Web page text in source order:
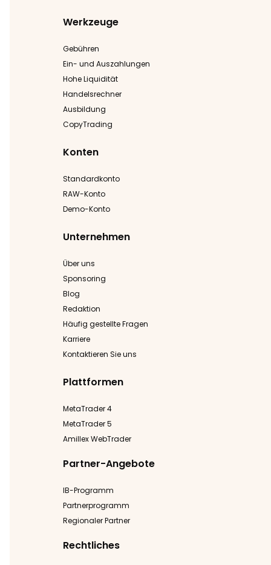
Werkzeuge
Gebühren
Ein- und Auszahlungen
Hohe Liquidität
Handelsrechner
Ausbildung
CopyTrading
Konten
Standardkonto
RAW-Konto
Demo-Konto
Unternehmen
Über uns
Sponsoring
Blog
Redaktion
Häufig gestellte Fragen
Karriere
Kontaktieren Sie uns
Plattformen
MetaTrader 4
MetaTrader 5
Amillex WebTrader
Partner-Angebote
IB-Programm
Partnerprogramm
Regionaler Partner
Rechtliches